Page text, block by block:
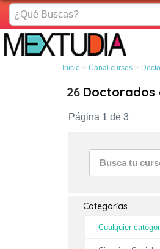
¿Qué
Buscas?
Inicio Canal cursos
26 Doctorados
Página 1 de 3
Categorías
Cualquier